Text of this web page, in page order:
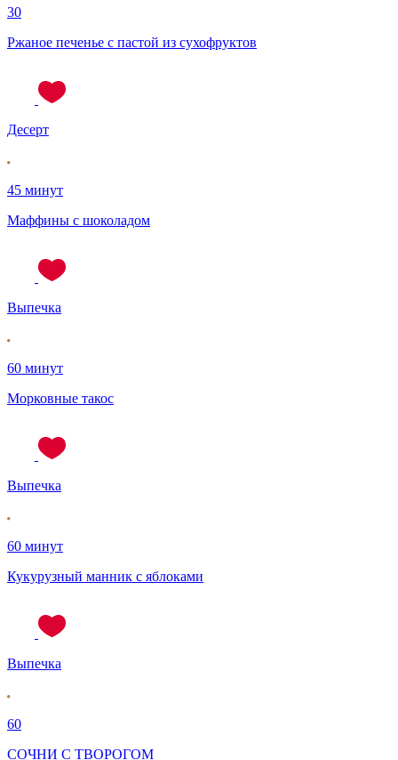
30
Ржаное печенье с пастой из сухофруктов
Десерт
45 минут
Маффины с шоколадом
Выпечка
60 минут
Морковные такос
Выпечка
60 минут
Кукурузный манник с яблоками
Выпечка
60
СОЧНИ С ТВОРОГОМ